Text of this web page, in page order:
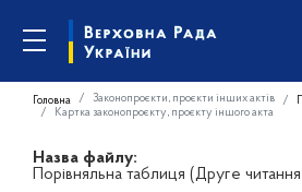
Головна Законопроєкти, проєкти інших актів
Картка законопроєкту, проєкту іншого акта
Назва файлу:
Порівняльна таблиця (Друге